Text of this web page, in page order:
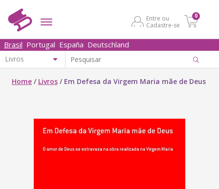
Entre ou
Cadastre-se
0
Brasil Portugal España Deutschland
Home / Livros / Em Defesa da Virgem Maria mãe de Deus